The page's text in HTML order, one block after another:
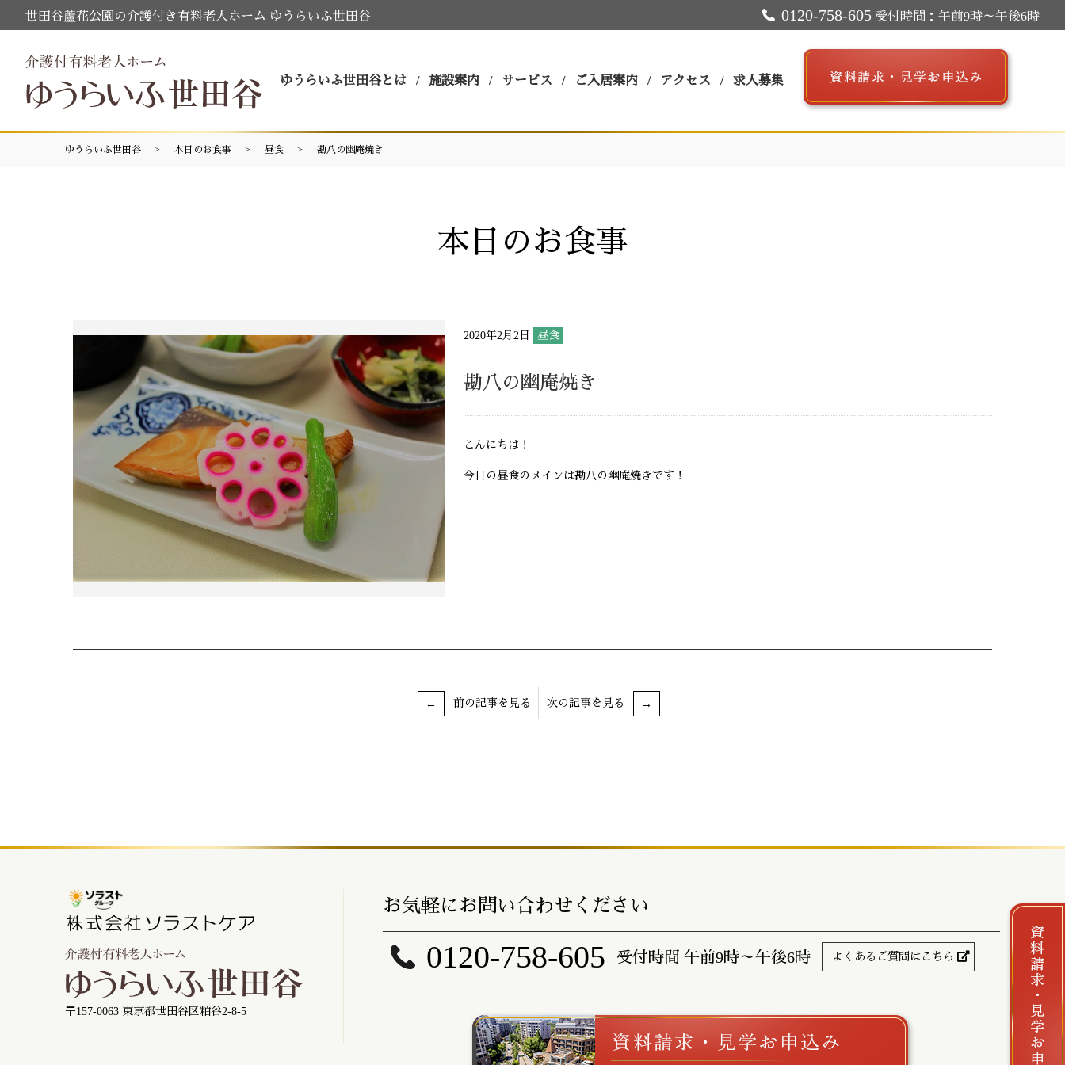
世田谷蘆花公園の介護付き有料老人ホーム ゆうらいふ世田谷 0120-758-605 受付時間：午前9時～午後6時
ゆうらいふ世田谷とは 施設案内 サービス ご入居案内 アクセス 求人募集
ゆうらいふ世田谷 本日のお食事 昼食 勘八の幽庵焼き
本日のお食事
2020年2月2日 昼食
勘八の幽庵焼き
こんにちは！
今日の昼食のメインは勘八の幽庵焼きです！
前の記事を見る 次の記事を見る
〒157-0063 東京都世田谷区粕谷2-8-5
お気軽にお問い合わせください
0120-758-605 受付時間 午前9時～午後6時 よくあるご質問はこちら